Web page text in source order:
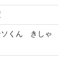
くん きしゃ